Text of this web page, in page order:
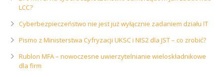
LCC?
Cyberbezpieczeństwo nie jest już wyłącznie zadaniem działu IT
Pismo z Ministerstwa Cyfryzacji UKSC i NIS2 dla JST – co zrobić?
Rublon MFA – nowoczesne uwierzytelnianie wieloskładnikowe
dla firm